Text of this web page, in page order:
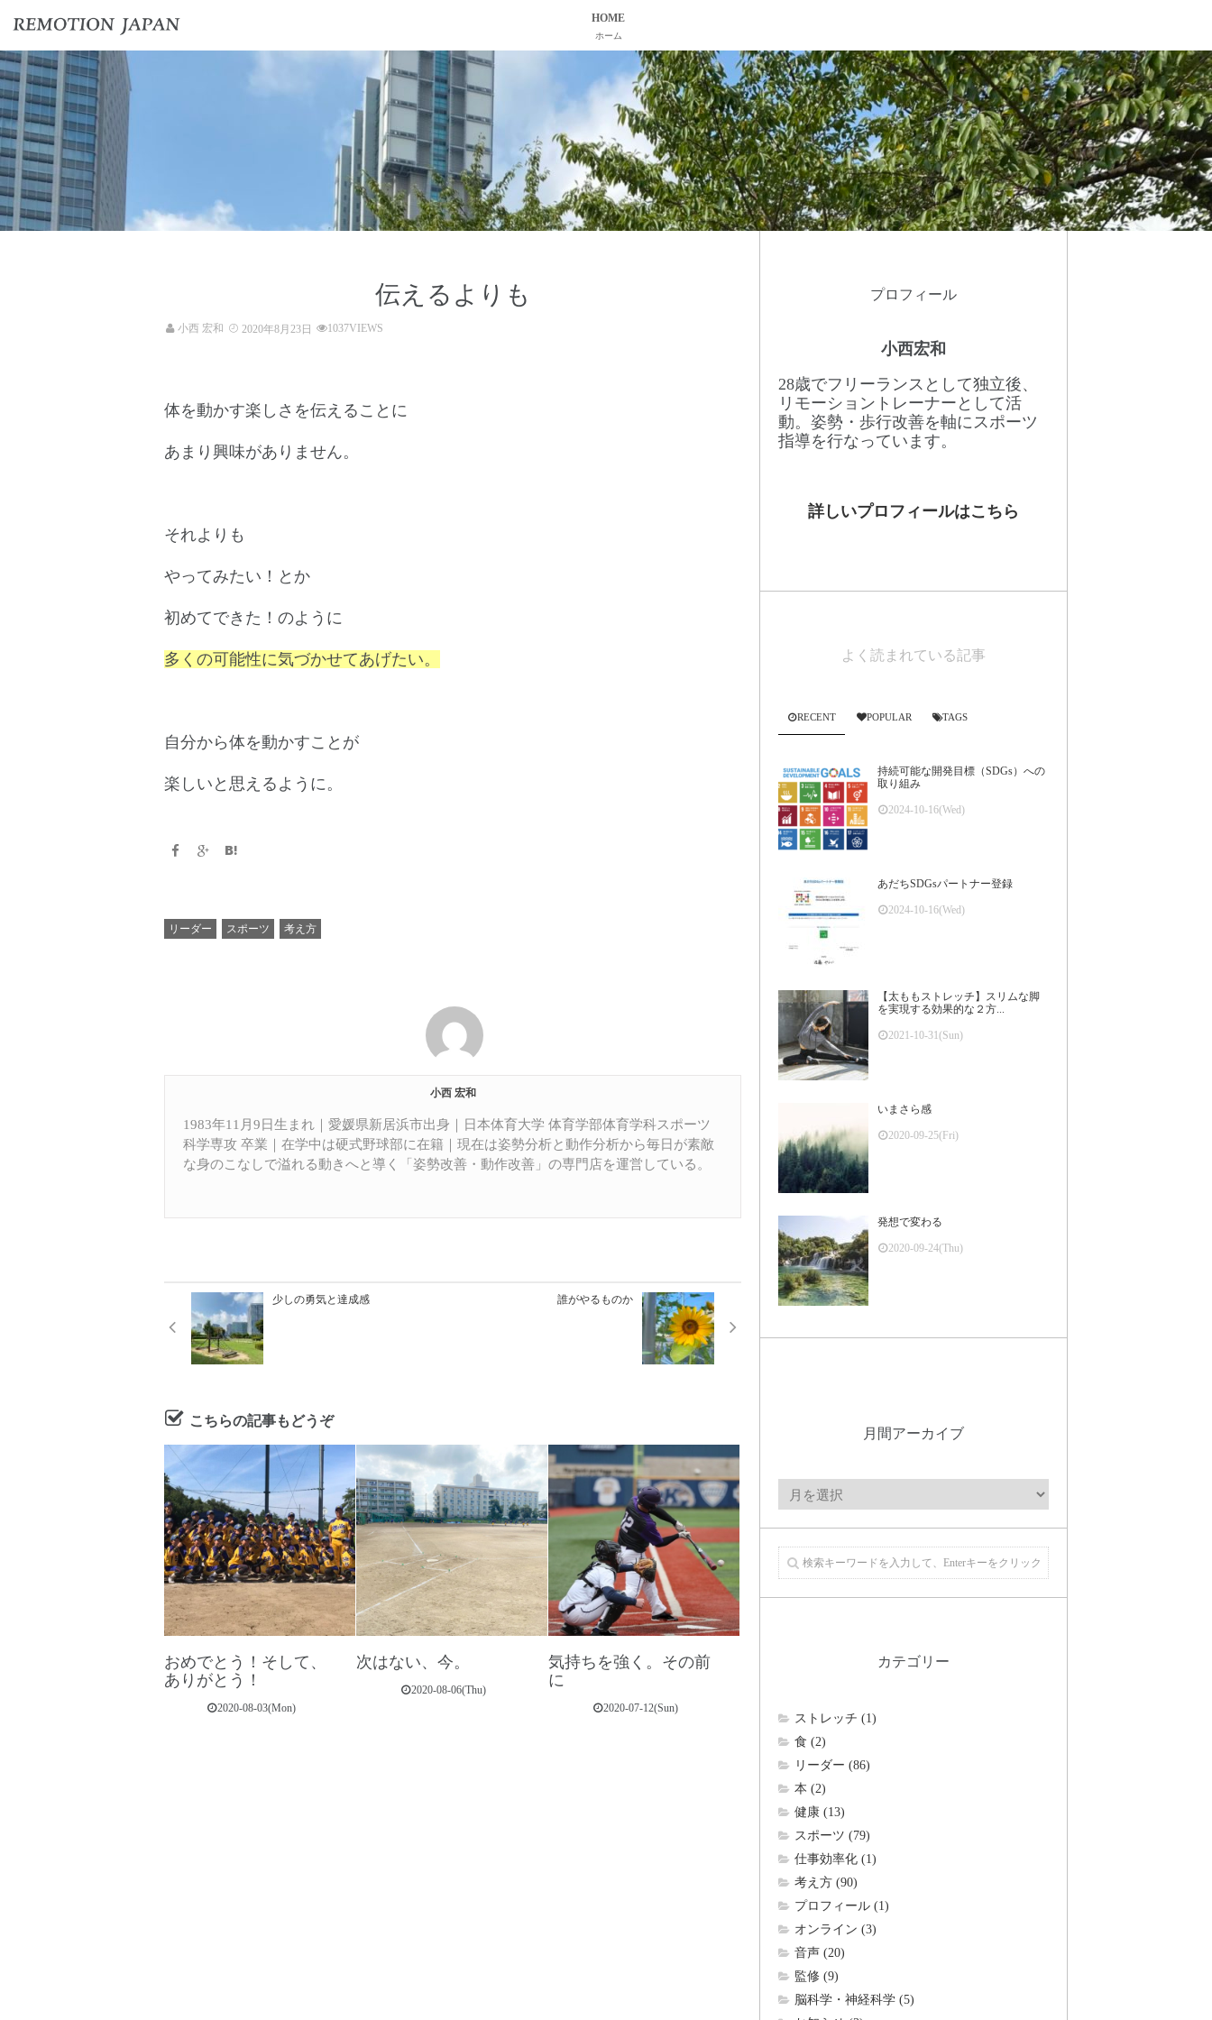
HOME
ホーム
伝えるよりも
小西 宏和 2020年8月23日 1037VIEWS
体を動かす楽しさを伝えることに
あまり興味がありません。
それよりも
やってみたい！とか
初めてできた！のように
多くの可能性に気づかせてあげたい。
自分から体を動かすことが
楽しいと思えるように。
リーダー スポーツ 考え方
小西 宏和
1983年11月9日生まれ｜愛媛県新居浜市出身｜日本体育大学 体育学部体育学科スポーツ
科学専攻 卒業｜在学中は硬式野球部に在籍｜現在は姿勢分析と動作分析から毎日が素敵
な身のこなしで溢れる動きへと導く「姿勢改善・動作改善」の専門店を運営している。
少しの勇気と達成感 誰がやるものか
こちらの記事もどうぞ
おめでとう！そして、
ありがとう！
2020-08-03(Mon)
次はない、今。
2020-08-06(Thu)
気持ちを強く。その前
に
2020-07-12(Sun)
プロフィール
小西宏和
28歳でフリーランスとして独立後、
リモーショントレーナーとして活
動。姿勢・歩行改善を軸にスポーツ
指導を行なっています。
詳しいプロフィールはこちら
よく読まれている記事
RECENT POPULAR TAGS
持続可能な開発目標（SDGs）への
取り組み
2024-10-16(Wed)
あだちSDGsパートナー登録
2024-10-16(Wed)
【太ももストレッチ】スリムな脚
を実現する効果的な２方...
2021-10-31(Sun)
いまさら感
2020-09-25(Fri)
発想で変わる
2020-09-24(Thu)
月間アーカイブ
ア
ー
カ
イ
ブ
カテゴリー
ストレッチ (1)
食 (2)
リーダー (86)
本 (2)
健康 (13)
スポーツ (79)
仕事効率化 (1)
考え方 (90)
プロフィール (1)
オンライン (3)
音声 (20)
監修 (9)
脳科学・神経科学 (5)